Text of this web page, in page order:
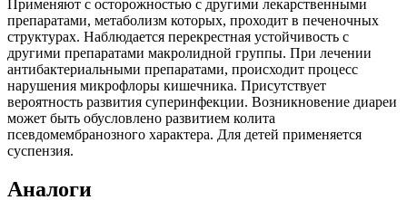
Применяют с осторожностью с другими лекарственными
препаратами, метаболизм которых, проходит в печеночных
структурах. Наблюдается перекрестная устойчивость с
другими препаратами макролидной группы. При лечении
антибактериальными препаратами, происходит процесс
нарушения микрофлоры кишечника. Присутствует
вероятность развития суперинфекции. Возникновение диареи
может быть обусловлено развитием колита
псевдомембранозного характера. Для детей применяется
суспензия.
Аналоги